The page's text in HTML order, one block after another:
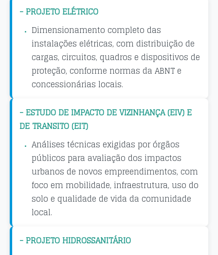
- PROJETO ELÉTRICO
Dimensionamento completo das
instalações elétricas, com distribuição de
cargas, circuitos, quadros e dispositivos de
proteção, conforme normas da ABNT e
concessionárias locais.
- ESTUDO DE IMPACTO DE VIZINHANÇA (EIV) E
DE TRANSITO (EIT)
Análises técnicas exigidas por órgãos
públicos para avaliação dos impactos
urbanos de novos empreendimentos, com
foco em mobilidade, infraestrutura, uso do
solo e qualidade de vida da comunidade
local.
- PROJETO HIDROSSANITÁRIO